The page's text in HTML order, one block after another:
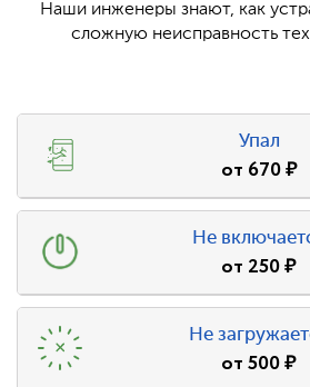
Наши инженеры знают, как
сложную неисправность
Упал
от 670₽
Не
от 250₽
Не
от500₽